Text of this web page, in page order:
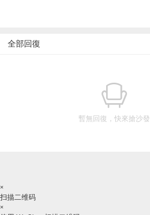
全部回復
暫無回復，快來搶沙發
×
扫描二维码
×